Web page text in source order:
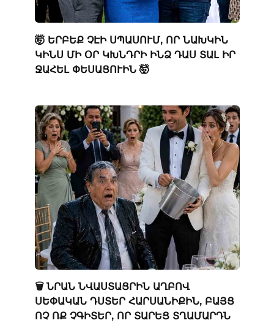
🤯 ԵՐԲԵՔ ՉԷԻ ՍՊԱՍՈՒՄ, ՈՐ ՆԱԽԿԻՆ
ԿԻՆՍ ՄԻ ՕՐ ԿԽՆԴՐԻ ԻՆՁ ԴԱՍ ՏԱԼ ԻՐ
ՋԱՀԵԼ ՓԵՍԱՑՈՒԻՆ 🤯
🗑️ ՆՐԱՆ ՆՎԱՍՏԱՑՐԻՆ ԱՂԲՈՎ
ՍԵՓԱԿԱՆ ԴՍՏԵՐ ՀԱՐՍԱՆԻՔԻՆ, ԲԱՅՑ
ՈՉ ՈՔ ՉԳԻՏԵՐ, ՈՐ ՏԱՐԵՑ ՏՂԱՄԱՐԴՆ